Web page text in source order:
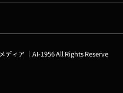
ディア ｜AI-1956All Rights Reserve